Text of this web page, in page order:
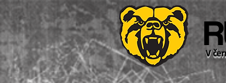
V